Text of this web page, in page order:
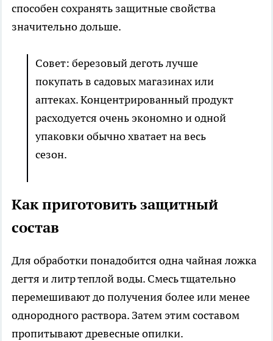
способен сохранять защитные свойства
значительно дольше.
Совет: березовый деготь лучше
покупать в садовых магазинах или
аптеках. Концентрированный продукт
расходуется очень экономно и одной
упаковки обычно хватает на весь
сезон.
Как приготовить защитный
состав
Для обработки понадобится одна чайная ложка
дегтя и литр теплой воды. Смесь тщательно
перемешивают до получения более или менее
однородного раствора. Затем этим составом
пропитывают древесные опилки.